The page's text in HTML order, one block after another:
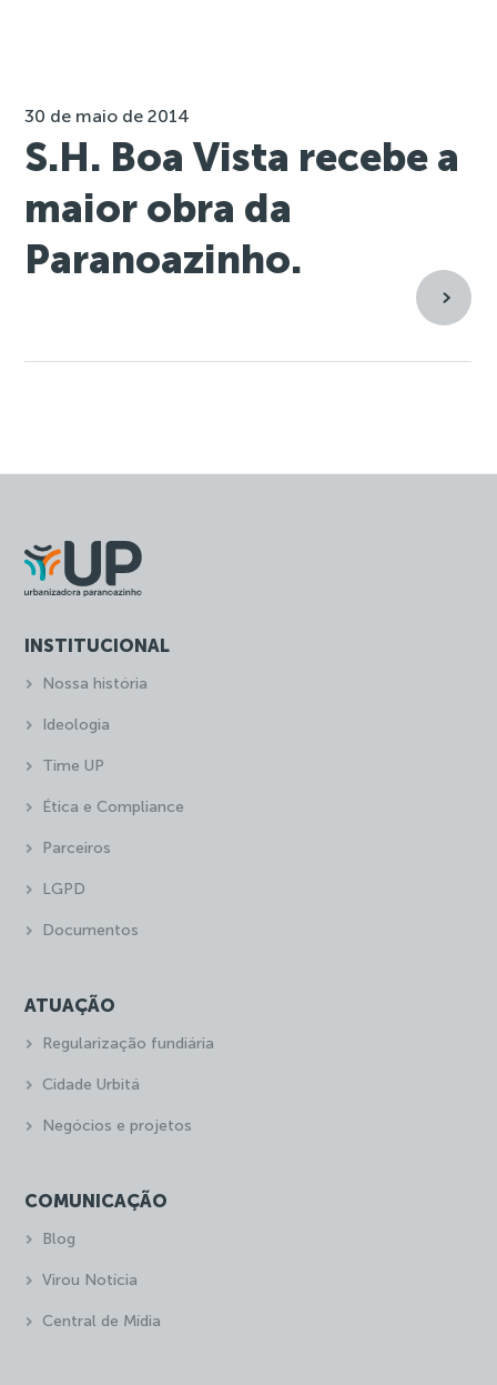
30 de maio de 2014
S.H. Boa Vista recebe a
maior obra da
Paranoazinho.
INSTITUCIONAL
Nossa história
Ideologia
Time UP
Ética e Compliance
Parceiros
LGPD
Documentos
ATUAÇÃO
Regularização fundiária
Cidade Urbitá
Negócios e projetos
COMUNICAÇÃO
Blog
Virou Notícia
Central de Mídia